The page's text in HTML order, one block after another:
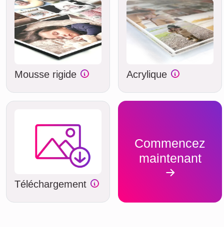
Mousse rigide Acrylique
Téléchargement
Commencez
maintenant